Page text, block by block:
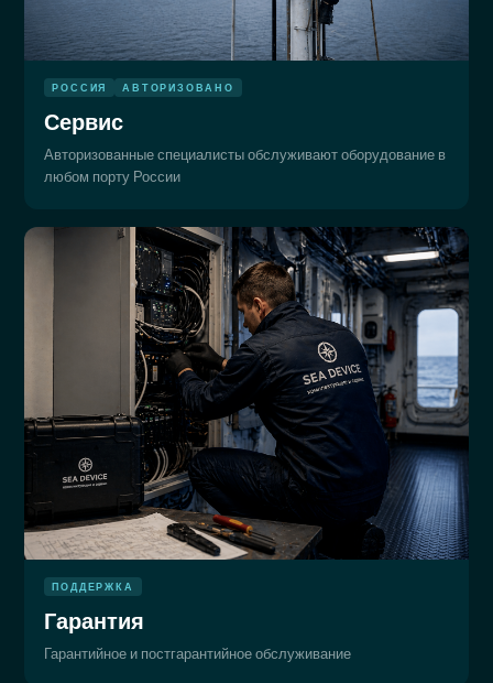
РОССИЯ АВТОРИЗОВАНО
Сервис
Авторизованные специалисты обслуживают оборудование в
любом порту России
ПОДДЕРЖКА
Гарантия
Гарантийное и постгарантийное обслуживание